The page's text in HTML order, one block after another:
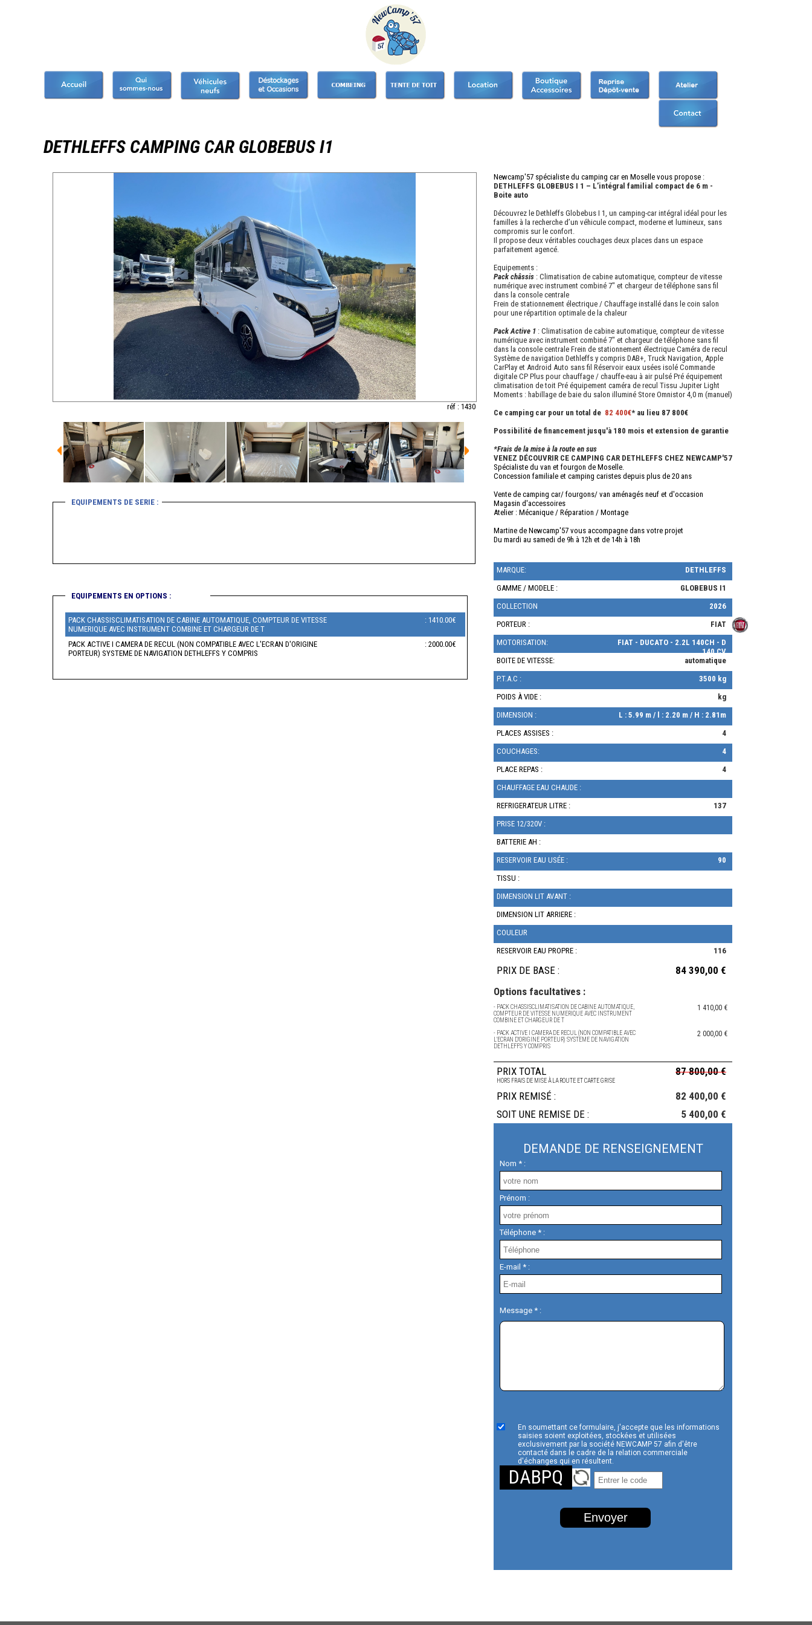
DETHLEFFS CAMPING CAR GLOBEBUS I1
réf : 1430
EQUIPEMENTS DE SERIE :
EQUIPEMENTS EN OPTIONS :
PACK CHASSISCLIMATISATION DE CABINE AUTOMATIQUE, COMPTEUR DE VITESSE
NUMERIQUE AVEC INSTRUMENT COMBINE ET CHARGEUR DE T
: 1410.00€
PACK ACTIVE I CAMERA DE RECUL (NON COMPATIBLE AVEC L'ECRAN D'ORIGINE
PORTEUR) SYSTEME DE NAVIGATION DETHLEFFS Y COMPRIS
: 2000.00€
Newcamp'57 spécialiste du camping car en Moselle vous propose :
DETHLEFFS GLOBEBUS I 1 – L’intégral familial compact de 6 m -
Boite auto
Découvrez le Dethleffs Globebus I 1, un camping-car intégral idéal pour les
familles à la recherche d’un véhicule compact, moderne et lumineux, sans
compromis sur le confort.
Il propose deux véritables couchages deux places dans un espace
parfaitement agencé.
Equipements :
Pack châssis : Climatisation de cabine automatique, compteur de vitesse
numérique avec instrument combiné 7" et chargeur de téléphone sans fil
dans la console centrale
Frein de stationnement électrique / Chauffage installé dans le coin salon
pour une répartition optimale de la chaleur
Pack Active 1 : Climatisation de cabine automatique, compteur de vitesse
numérique avec instrument combiné 7" et chargeur de téléphone sans fil
dans la console centrale Frein de stationnement électrique Caméra de recul
Système de navigation Dethleffs y compris DAB+, Truck Navigation, Apple
CarPlay et Android Auto sans fil Réservoir eaux usées isolé Commande
digitale CP Plus pour chauffage / chauffe-eau à air pulsé Pré équipement
climatisation de toit Pré équipement caméra de recul Tissu Jupiter Light
Moments : habillage de baie du salon illuminé Store Omnistor 4,0 m (manuel)
Ce camping car pour un total de 82 400€* au lieu 87 800€
Possibilité de financement jusqu'à 180 mois et extension de garantie
*Frais de la mise à la route en sus
VENEZ DÉCOUVRIR CE CAMPING CAR DETHLEFFS CHEZ NEWCAMP'57
Spécialiste du van et fourgon de Moselle.
Concession familiale et camping caristes depuis plus de 20 ans
Vente de camping car/ fourgons/ van aménagés neuf et d'occasion
Magasin d'accessoires
Atelier : Mécanique / Réparation / Montage
Martine de Newcamp'57 vous accompagne dans votre projet
Du mardi au samedi de 9h à 12h et de 14h à 18h
MARQUE:
DETHLEFFS
GAMME / MODELE :
GLOBEBUS I1
COLLECTION
2026
PORTEUR :
FIAT
MOTORISATION:
FIAT - DUCATO - 2.2L 140CH - D
140 CV
BOITE DE VITESSE:
automatique
P.T.A.C :
3500 kg
POIDS À VIDE :
kg
DIMENSION :
L : 5.99 m / l : 2.20 m / H : 2.81m
PLACES ASSISES :
4
COUCHAGES:
4
PLACE REPAS :
4
CHAUFFAGE EAU CHAUDE :
REFRIGERATEUR LITRE :
137
PRISE 12/320V :
BATTERIE AH :
RESERVOIR EAU USÉE :
90
TISSU :
DIMENSION LIT AVANT :
DIMENSION LIT ARRIERE :
COULEUR
RESERVOIR EAU PROPRE :
116
PRIX DE BASE :
84 390,00 €
Options facultatives :
- PACK CHASSISCLIMATISATION DE CABINE AUTOMATIQUE,
COMPTEUR DE VITESSE NUMERIQUE AVEC INSTRUMENT
COMBINE ET CHARGEUR DE T
1 410,00 €
- PACK ACTIVE I CAMERA DE RECUL (NON COMPATIBLE AVEC
L'ECRAN D'ORIGINE PORTEUR) SYSTEME DE NAVIGATION
DETHLEFFS Y COMPRIS
2 000,00 €
PRIX TOTAL
HORS FRAIS DE MISE À LA ROUTE ET CARTE GRISE
87 800,00 €
PRIX REMISÉ :
82 400,00 €
SOIT UNE REMISE DE :
5 400,00 €
DEMANDE DE RENSEIGNEMENT
Nom * :
Prénom :
Téléphone * :
E-mail * :
Message * :
En soumettant ce formulaire, j'accepte que les informations
saisies soient exploitées, stockées et utilisées
exclusivement par la société NEWCAMP 57 afin d'être
contacté dans le cadre de la relation commerciale
d'échanges qui en résultent.
DABPQ
Envoyer